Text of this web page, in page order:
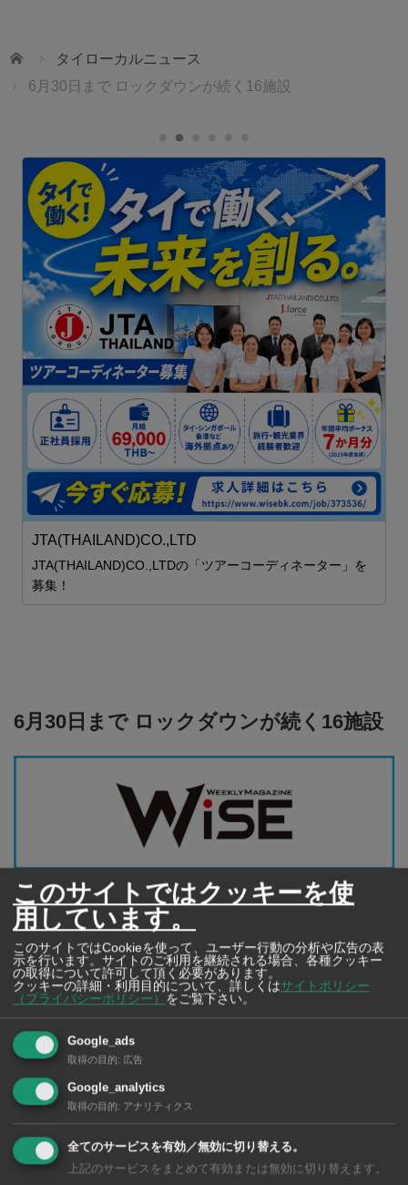
ホーム
タイローカルニュース
6月30日まで ロックダウンが続く16施設
JTA(THAILAND)CO.,LTD
JTA(THAILAND)CO.,LTDの「ツアーコーディネーター」を
募集！
6月30日まで ロックダウンが続く16施設
5月31日、バンコクのアッサウィン都知事は、ロックダウ
・クラブやバーなどの娯楽施設
・ウォーターパークや遊園地
・マーケットや水上マーケット内を含めて子供のプレイ
グラウンド
このサイトではクッキーを使
用しています。
このサイトではCookieを使って、ユーザー行動の分析や広告の表
示を行います。サイトのご利用を継続される場合、各種クッキー
の取得について許可して頂く必要があります。
クッキーの詳細・利用目的について、詳しくはサイトポリシー
（プライバシーポリシー）
をご覧下さい。
Google_ads
取得の目的: 広告
Google_analytics
取得の目的: アナリティクス
全てのサービスを有効／無効に切り替える。
上記のサービスをまとめて有効または無効に切り替えます。